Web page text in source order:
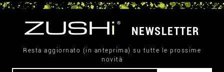
NEWSLETTER
Resta aggiornato (in anteprima) su tutte le prossime
novità